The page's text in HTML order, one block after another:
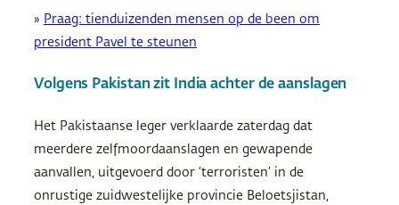
» Praag: tienduizenden mensen op de been om
president Pavel te steunen
Volgens Pakistan zit India achter de aanslagen
Het Pakistaanse leger verklaarde zaterdag dat
meerdere zelfmoordaanslagen en gewapende
aanvallen, uitgevoerd door ‘terroristen’ in de
onrustige zuidwestelijke provincie Beloetsjistan,